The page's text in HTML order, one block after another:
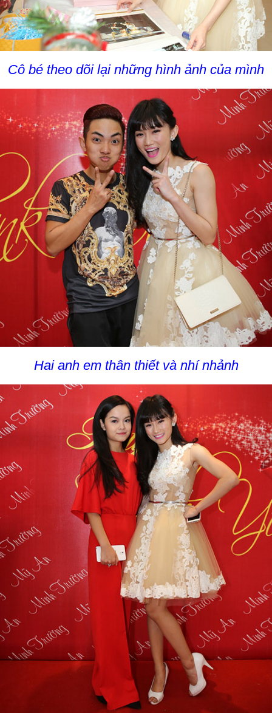
Cô bé theo dõi lại những hình ảnh của mình
Hai anh em thân thiết và nhí nhảnh